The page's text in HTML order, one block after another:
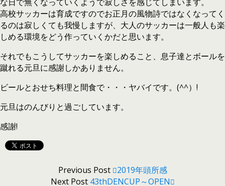
高校サッカーは育成ですのでお正月の風物詩ではなくなってく
るのは寂しくても我慢しますが、大人のサッカーは一般人も楽
しめる環境をどう作っていくかだと思います。
それでもこうしてサッカーを楽しめること、息子達とボールを
蹴れる元旦に感謝しかありません。
ビールとおせち料理と間食で・・・ヤバイです。(^^）!
元旦はのんびりと過ごしています。
感謝!
Previous Post
2019年頭所感
Next Post 43thDENCUP～OPEN